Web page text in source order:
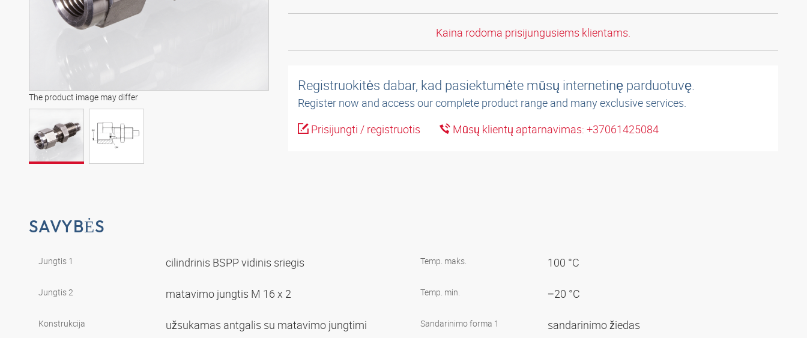
The product image may differ
Kaina rodoma prisijungusiems klientams.
Registruokitės dabar, kad pasiektumėte mūsų internetinę parduotuvę.
Register now and access our complete product range and many exclusive services.
Prisijungti / registruotis
Mūsų klientų aptarnavimas: +37061425084
SAVYBĖS
Jungtis 1 cilindrinis BSPP vidinis sriegis
Jungtis 2 matavimo jungtis M 16 x 2
Konstrukcija užsukamas antgalis su matavimo jungtimi
Temp. maks. 100 °C
Temp. min. −20 °C
Sandarinimo forma 1 sandarinimo žiedas